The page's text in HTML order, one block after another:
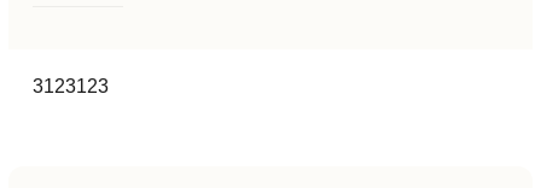
3123123